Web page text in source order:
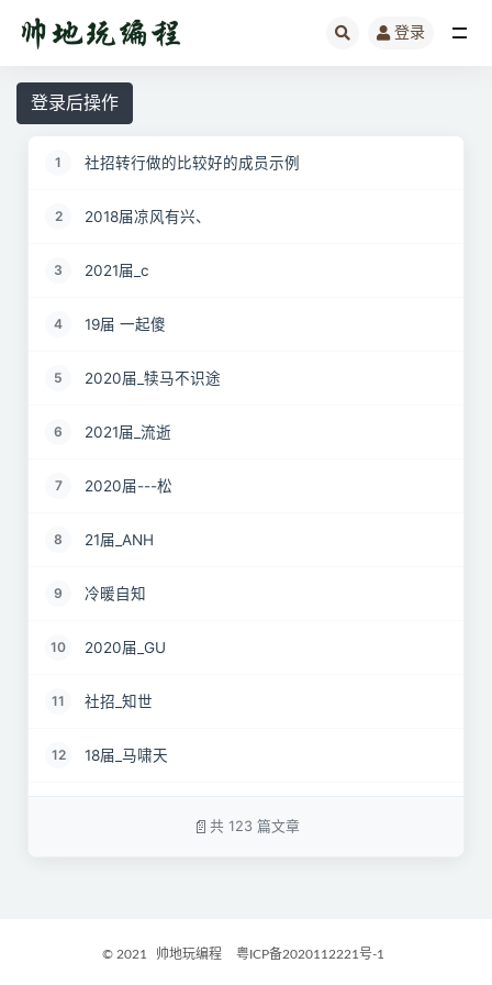
登录
登录后操作
1 社招转行做的比较好的成员示例
2 2018届凉风有兴、
3 2021届_c
4 19届 一起傻
5 2020届_犊马不识途
6 2021届_流逝
7 2020届---松
8 21届_ANH
9 冷暖自知
10 2020届_GU
11 社招_知世
12 18届_马啸天
共 123 篇文章
© 2021 帅地玩编程 粤ICP备2020112221号-1